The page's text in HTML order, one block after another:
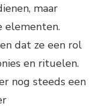
maar
elementen.
dat ze een rol
en rituelen.
nog steeds een